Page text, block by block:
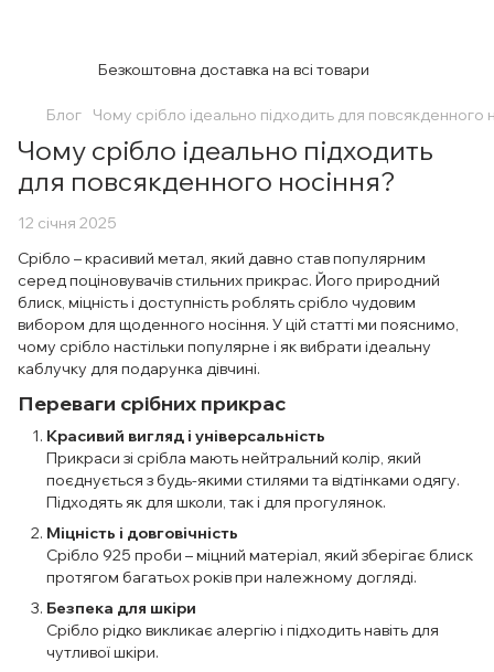
Безкоштовна доставка на всі товари
Блог Чому срібло ідеально підходить для повсякденного
Чому срібло ідеально підходить
для повсякденного носіння?
12 січня 2025
Срібло – красивий метал, який давно став популярним
серед поціновувачів стильних прикрас. Його природний
блиск, міцність і доступність роблять срібло чудовим
вибором для щоденного носіння. У цій статті ми пояснимо,
чому срібло настільки популярне і як вибрати ідеальну
каблучку для подарунка дівчині.
Переваги срібних прикрас
Красивий вигляд і універсальність
Прикраси зі срібла мають нейтральний колір, який
поєднується з будь-якими стилями та відтінками одягу.
Підходять як для школи, так і для прогулянок.
Міцність і довговічність
Срібло 925 проби – міцний матеріал, який зберігає блиск
протягом багатьох років при належному догляді.
Безпека для шкіри
Срібло рідко викликає алергію і підходить навіть для
чутливої шкіри.